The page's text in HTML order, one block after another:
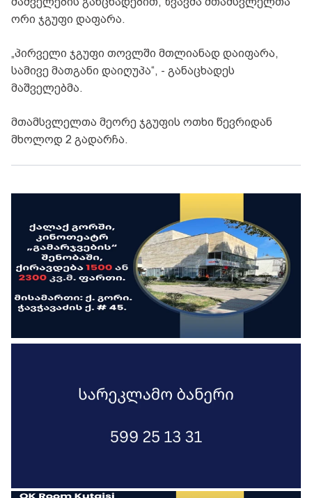
ორი ჯგუფი დაფარა.
„პირველი ჯგუფი თოვლში მთლიანად დაიფარა,
სამივე მათგანი დაიღუპა“, - განაცხადეს
მაშველებმა.
მთამსვლელთა მეორე ჯგუფის ოთხი წევრიდან
მხოლოდ 2 გადარჩა.